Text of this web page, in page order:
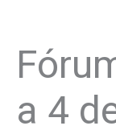
a 4